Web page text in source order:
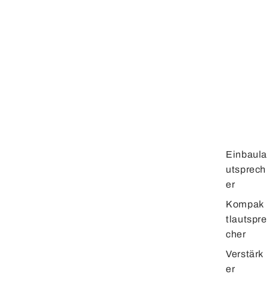
Einbaula
utsprech
er
Kompak
tlautspre
cher
Verstärk
er